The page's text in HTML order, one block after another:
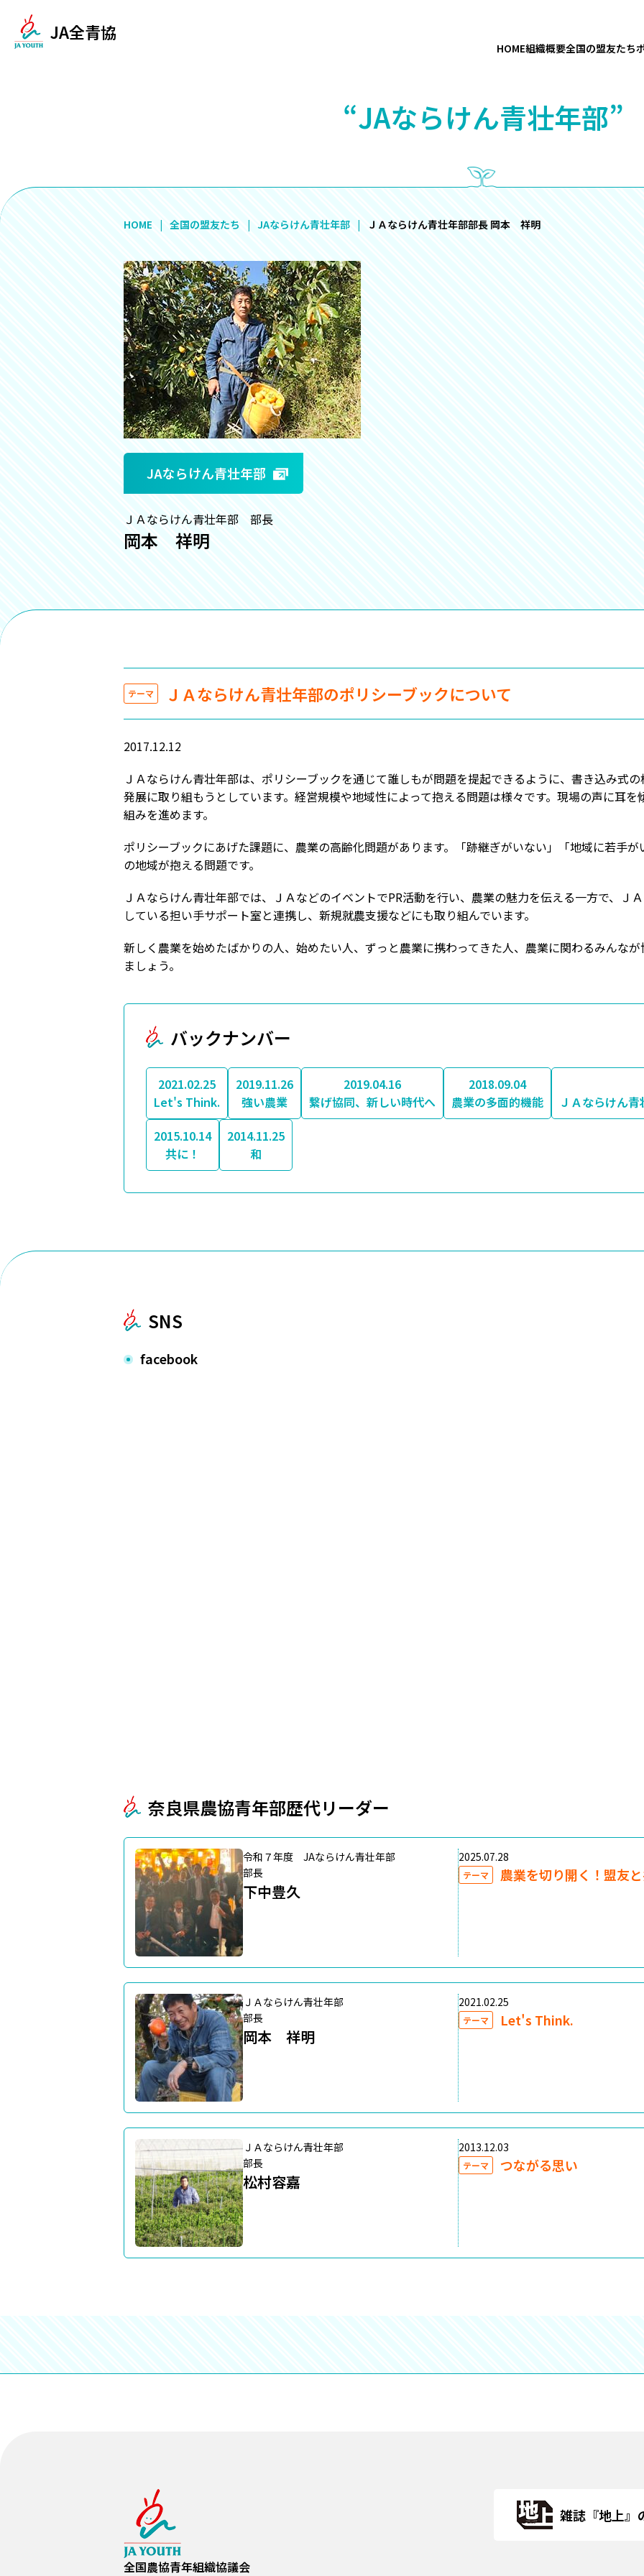
JA全青協
HOME組織概要全国の盟友たち
“JAならけん青壮年部”
HOME 全国の盟友たち JAならけん青壮年部 ＪＡならけん青壮年部部長 岡本 祥明
JAならけん青壮年部
ＪＡならけん青壮年部 部長
岡本 祥明
テーマ ＪＡならけん青壮年部のポリシーブックについて
2017.12.12
ＪＡならけん青壮年部は、ポリシーブックを通じて誰しもが問題を提起できるように、書き込み式
発展に取り組もうとしています。経営規模や地域性によって抱える問題は様々です。現場の声に耳
組みを進めます。
ポリシーブックにあげた課題に、農業の高齢化問題があります。「跡継ぎがいない」「地域に若手
の地域が抱える問題です。
ＪＡならけん青壮年部では、ＪＡなどのイベントでPR活動を行い、農業の魅力を伝える一方で、Ｊ
している担い手サポート室と連携し、新規就農支援などにも取り組んでいます。
新しく農業を始めたばかりの人、始めたい人、ずっと農業に携わってきた人、農業に関わるみんな
ましょう。
バックナンバー
2021.02.25
Let's Think.
2019.11.26
強い農業
2019.04.16
繋げ協同、新しい時代へ
2018.09.04
農業の多面的機能
ＪＡならけん
2015.10.14
共に！
2014.11.25
和
SNS
facebook
奈良県農協青年部歴代リーダー
令和７年度 JAならけん青壮年部
部長
下中豊久
2025.07.28
テーマ 農業を切り開く！盟友
ＪＡならけん青壮年部
部長
岡本 祥明
2021.02.25
テーマ Let's Think.
ＪＡならけん青壮年部
部長
松村容嘉
2013.12.03
テーマ つながる思い
全国農協青年組織協議会
雑誌『地上』